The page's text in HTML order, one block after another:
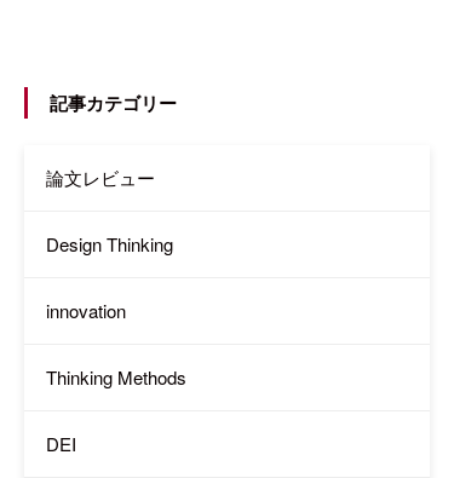
記事カテゴリー
論文レビュー
Design Thinking
innovation
Thinking Methods
DEI